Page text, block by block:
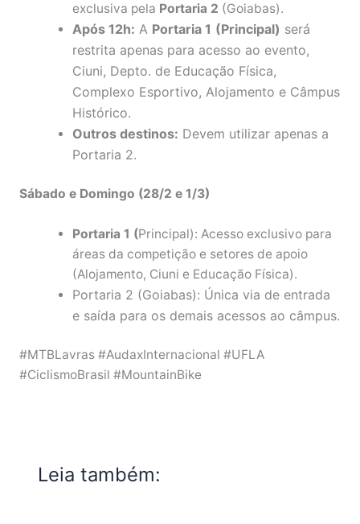
exclusiva pela Portaria 2 (Goiabas).
Após 12h: A Portaria 1 (Principal) será
restrita apenas para acesso ao evento,
Ciuni, Depto. de Educação Física,
Complexo Esportivo, Alojamento e Câmpus
Histórico.
Outros destinos: Devem utilizar apenas a
Portaria 2.
Sábado e Domingo (28/2 e 1/3)
Portaria 1 (Principal): Acesso exclusivo para
áreas da competição e setores de apoio
(Alojamento, Ciuni e Educação Física).
Portaria 2 (Goiabas): Única via de entrada
e saída para os demais acessos ao câmpus.
#MTBLavras #AudaxInternacional #UFLA
#CiclismoBrasil #MountainBike
Leia também: